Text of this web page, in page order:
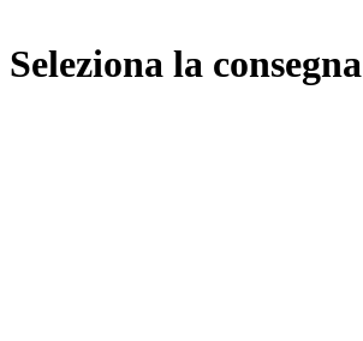
Seleziona la consegna